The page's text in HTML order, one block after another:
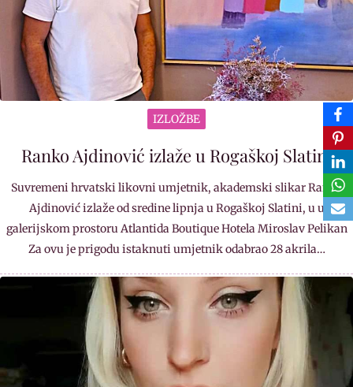
IZLOŽBE
Ranko Ajdinović izlaže u Rogaškoj Slatini
Suvremeni hrvatski likovni umjetnik, akademski slikar Ranko
Ajdinović izlaže od sredine lipnja u Rogaškoj Slatini, u u
galerijskom prostoru Atlantida Boutique Hotela Miroslav Pelikan
Za ovu je prigodu istaknuti umjetnik odabrao 28 akrila…